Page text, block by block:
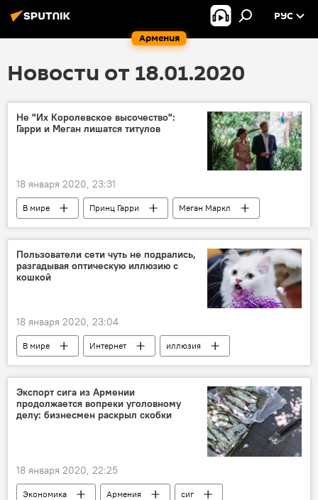
Армения
РУС
Новости от 18.01.2020
Не "Их Королевское высочество":
Гарри и Меган лишатся титулов
18 января 2020, 23:31
В мире Принц Гарри Меган Маркл
Пользователи сети чуть не подрались,
разгадывая оптическую иллюзию с
кошкой
18 января 2020, 23:04
В мире Интернет иллюзия
Экспорт сига из Армении
продолжается вопреки уголовному
делу: бизнесмен раскрыл скобки
18 января 2020, 22:25
Экономика Армения
сиг